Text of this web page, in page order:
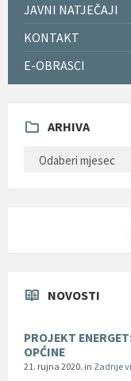
JAVNI NATJEČAJI
KONTAKT
E-OBRASCI
ARHIVA
NOVOSTI
PROJEKT
OPĆINE
21. rujna 2020. in Zadnje